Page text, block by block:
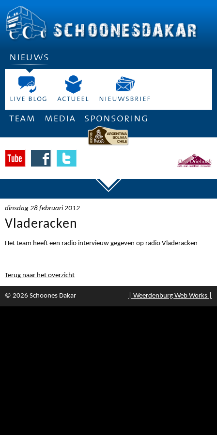
nieuws
live blog actueel nieuwsbrief
team media sponsoring
dinsdag 28 februari 2012
Vladeracken
Het team heeft een radio intervieuw gegeven op radio Vladeracken
Terug naar het overzicht
© 2026 Schoones Dakar | Weerdenburg Web Works |